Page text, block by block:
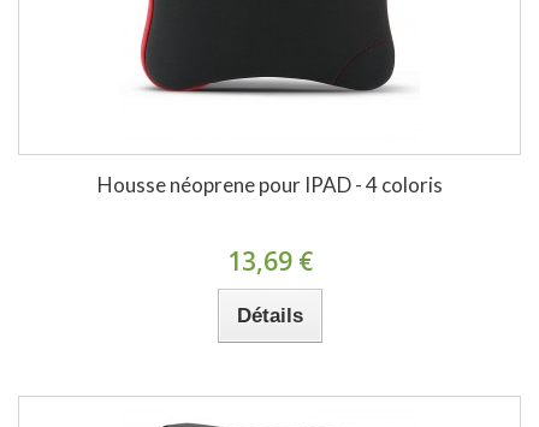
Housse néoprene pour IPAD - 4 coloris
13,69 €
Détails